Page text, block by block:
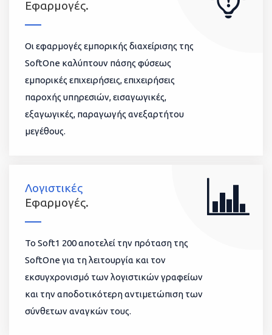
Εφαρμογές.
Οι εφαρμογές εμπορικής διαχείρισης της
SoftOne καλύπτουν πάσης φύσεως
εμπορικές επιχειρήσεις, επιχειρήσεις
παροχής υπηρεσιών, εισαγωγικές,
εξαγωγικές, παραγωγής ανεξαρτήτου
μεγέθους.
Λογιστικές
Εφαρμογές.
To Soft1 200 αποτελεί την πρόταση της
SoftOne για τη λειτουργία και τον
εκσυγχρονισμό των λογιστικών γραφείων
και την αποδοτικότερη αντιμετώπιση των
σύνθετων αναγκών τους.